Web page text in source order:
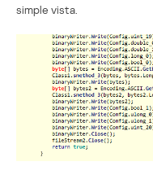
simple vista.